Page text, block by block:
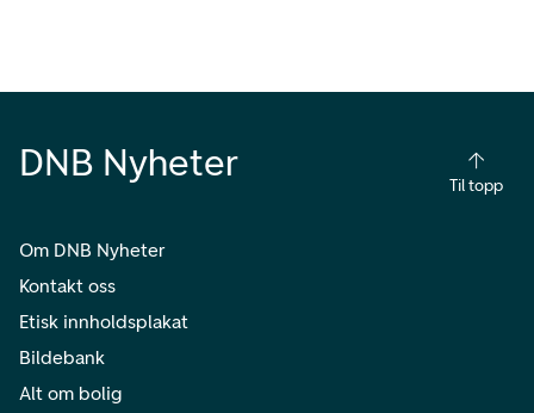
DNB Nyheter
Til topp
Om DNB Nyheter
Kontakt oss
Etisk innholdsplakat
Bildebank
Alt om bolig